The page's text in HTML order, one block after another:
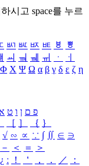
시고 space를 누르
ㅴ ㅵ ㅶ ㅷ ㅸ
ㅹ
ㆉ ㆊ ㆋ ㆌ ㆍ
ㆎ
Φ Χ Ψ Ω α β γ δ ε ζ η
פ ם ן ו ט
［ ］ ｛ ｝
√ ∽ ∝ ∵ ∫ ∬ ∈ ∋
－ ＜ ＝
＞
¿ ː ！ ＇ ， ． ／
：